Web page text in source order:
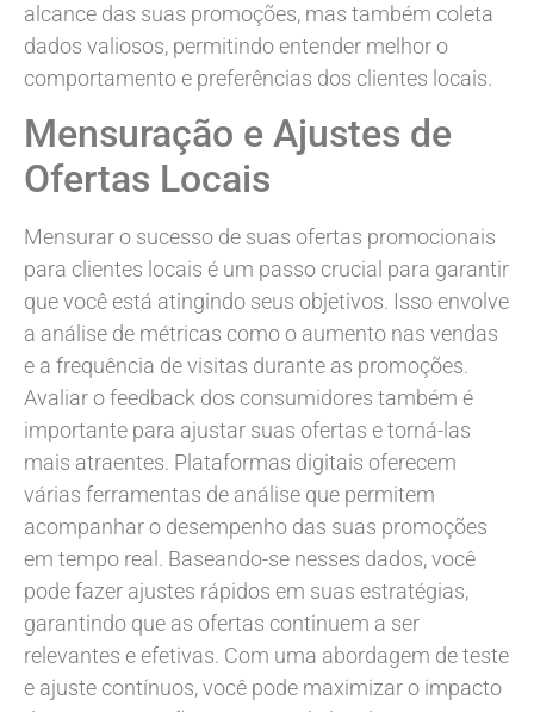
alcance das suas promoções, mas também coleta
dados valiosos, permitindo entender melhor o
comportamento e preferências dos clientes locais.
Mensuração e Ajustes de
Ofertas Locais
Mensurar o sucesso de suas ofertas promocionais
para clientes locais é um passo crucial para garantir
que você está atingindo seus objetivos. Isso envolve
a análise de métricas como o aumento nas vendas
e a frequência de visitas durante as promoções.
Avaliar o feedback dos consumidores também é
importante para ajustar suas ofertas e torná-las
mais atraentes. Plataformas digitais oferecem
várias ferramentas de análise que permitem
acompanhar o desempenho das suas promoções
em tempo real. Baseando-se nesses dados, você
pode fazer ajustes rápidos em suas estratégias,
garantindo que as ofertas continuem a ser
relevantes e efetivas. Com uma abordagem de teste
e ajuste contínuos, você pode maximizar o impacto